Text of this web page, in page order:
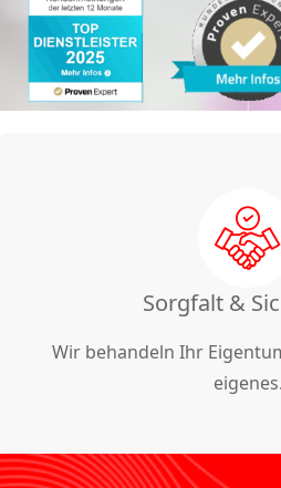
Sorgfalt &
Wir behandeln Ihr
eigenes.